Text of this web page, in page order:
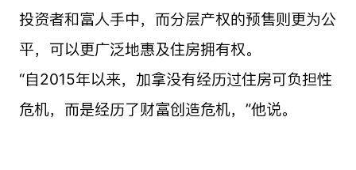
投资者和富人手中，而分层产权的预售则更为公
平，可以更广泛地惠及住房拥有权。
“自2015年以来，加拿没有经历过住房可负担性
危机，而是经历了财富创造危机，”他说。